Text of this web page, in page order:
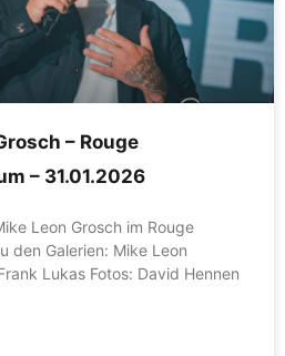
– Rouge
– 31.01.2026
Leon Grosch im Rouge
den Galerien: Mike Leon
Lukas Fotos: David Hennen